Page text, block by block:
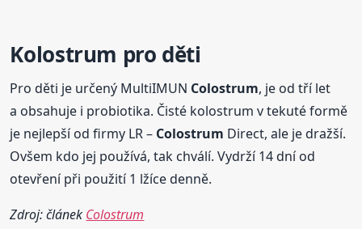
Kolostrum pro děti
Pro děti je určený MultiIMUN Colostrum, je od tří let
a obsahuje i probiotika. Čisté kolostrum v tekuté formě
je nejlepší od firmy LR – Colostrum Direct, ale je dražší.
Ovšem kdo jej používá, tak chválí. Vydrží 14 dní od
otevření při použití 1 lžíce denně.
Zdroj: článek Colostrum